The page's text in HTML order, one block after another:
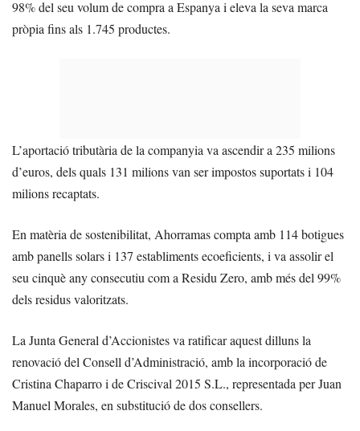
98% del seu volum de compra a Espanya i eleva la seva marca
pròpia fins als 1.745 productes.
L’aportació tributària de la companyia va ascendir a 235 milions
d’euros, dels quals 131 milions van ser impostos suportats i 104
milions recaptats.
En matèria de sostenibilitat, Ahorramas compta amb 114 botigues
amb panells solars i 137 establiments ecoeficients, i va assolir el
seu cinquè any consecutiu com a Residu Zero, amb més del 99%
dels residus valoritzats.
La Junta General d’Accionistes va ratificar aquest dilluns la
renovació del Consell d’Administració, amb la incorporació de
Cristina Chaparro i de Criscival 2015 S.L., representada per Juan
Manuel Morales, en substitució de dos consellers.